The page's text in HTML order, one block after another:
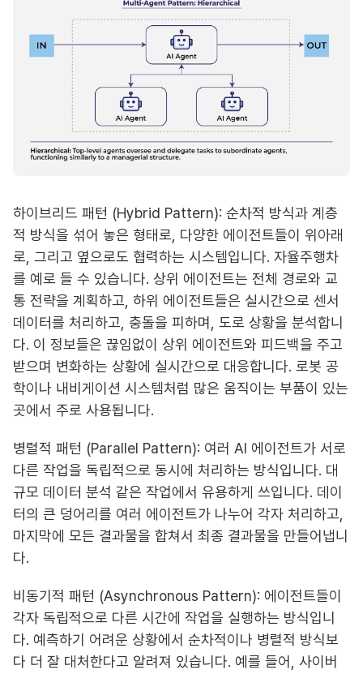
하이브리드 패턴 (Hybrid Pattern): 순차적 방식과 계층
적 방식을 섞어 놓은 형태로, 다양한 에이전트들이 위아래
로, 그리고 옆으로도 협력하는 시스템입니다. 자율주행차
를 예로 들 수 있습니다. 상위 에이전트는 전체 경로와 교
통 전략을 계획하고, 하위 에이전트들은 실시간으로 센서
데이터를 처리하고, 충돌을 피하며, 도로 상황을 분석합니
다. 이 정보들은 끊임없이 상위 에이전트와 피드백을 주고
받으며 변화하는 상황에 실시간으로 대응합니다. 로봇 공
학이나 내비게이션 시스템처럼 많은 움직이는 부품이 있는
곳에서 주로 사용됩니다.
병렬적 패턴 (Parallel Pattern): 여러 AI 에이전트가 서로
다른 작업을 독립적으로 동시에 처리하는 방식입니다. 대
규모 데이터 분석 같은 작업에서 유용하게 쓰입니다. 데이
터의 큰 덩어리를 여러 에이전트가 나누어 각자 처리하고,
마지막에 모든 결과물을 합쳐서 최종 결과물을 만들어냅니
다.
비동기적 패턴 (Asynchronous Pattern): 에이전트들이
각자 독립적으로 다른 시간에 작업을 실행하는 방식입니
다. 예측하기 어려운 상황에서 순차적이나 병렬적 방식보
다 더 잘 대처한다고 알려져 있습니다. 예를 들어, 사이버